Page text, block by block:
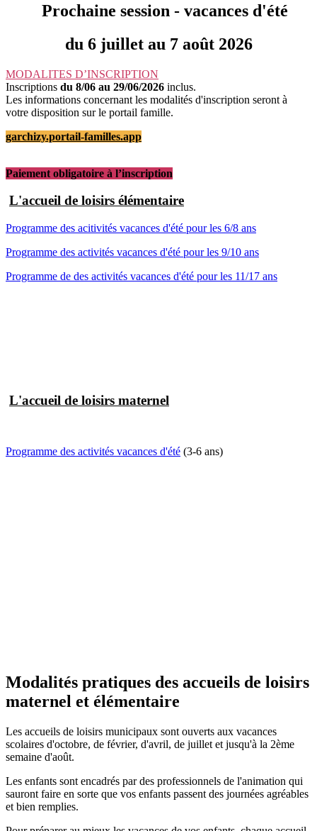
Prochaine session - vacances d'été
du 6 juillet au 7 août 2026
MODALITES D’INSCRIPTION
Inscriptions du 8/06 au 29/06/2026 inclus.
Les informations concernant les modalités d'inscription seront à
votre disposition sur le portail famille.
garchizy.portail-familles.app
Paiement obligatoire à l’inscription
L'accueil de loisirs élémentaire
Programme des acitivités vacances d'été pour les 6/8 ans
Programme des activités vacances d'été pour les 9/10 ans
Programme de des activités vacances d'été pour les 11/17 ans
L'accueil de loisirs maternel
Programme des activités vacances d'été (3-6 ans)
Modalités pratiques des accueils de loisirs
maternel et élémentaire
Les accueils de loisirs municipaux sont ouverts aux vacances
scolaires d'octobre, de février, d'avril, de juillet et jusqu'à la 2ème
semaine d'août.
Les enfants sont encadrés par des professionnels de l'animation qui
sauront faire en sorte que vos enfants passent des journées agréables
et bien remplies.